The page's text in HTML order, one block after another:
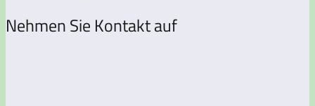
Nehmen Sie Kontakt auf